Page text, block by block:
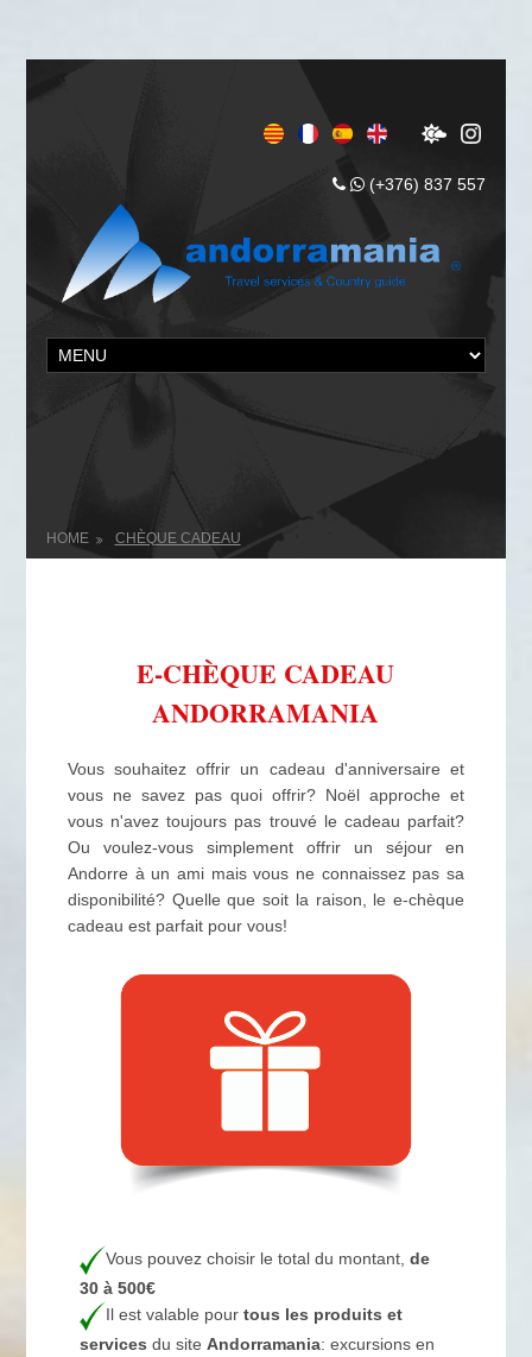
(+376) 837 557
HOME CHÈQUE CADEAU
E-CHÈQUE CADEAU
ANDORRAMANIA
Vous souhaitez offrir un cadeau d'anniversaire et
vous ne savez pas quoi offrir? Noël approche et
vous n'avez toujours pas trouvé le cadeau parfait?
Ou voulez-vous simplement offrir un séjour en
Andorre à un ami mais vous ne connaissez pas sa
disponibilité? Quelle que soit la raison, le e-chèque
cadeau est parfait pour vous!
Vous pouvez choisir le total du montant,de
30 à 500€
Il est valable pourtous les produits et
services du siteAndorramania: excursions en